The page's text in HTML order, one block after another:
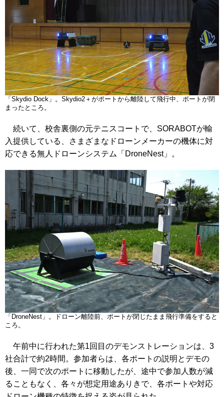
「Skydio Dock」。Skydio2＋がポートから離陸して飛行中、ポートが閉
まったところ。
続いて、校舎裏側の元テニスコートで、SORABOTが輸
入提供している、さまざまなドローンメーカーの機体に対
応できる無人ドローンシステム「DroneNest」。
「DroneNest」。ドローン離陸前、ポートが閉じたまま飛行準備をすると
ころ。
午前中に行われた第1回目のデモンストレーションは、3
社合計で約2時間。参加者らは、各ポートの説明とデモの
後、一同で次のポートに移動したが、途中で参加人数が減
ることもなく、各々が想定用途ありきで、各ポートや対応